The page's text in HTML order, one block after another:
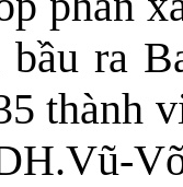
ra
thành